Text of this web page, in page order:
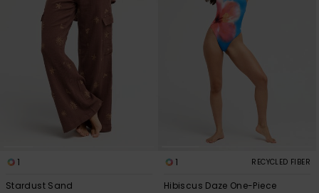
1
Stardust Sand
1 RECYCLED FIBER
Hibiscus Daze One-Piece